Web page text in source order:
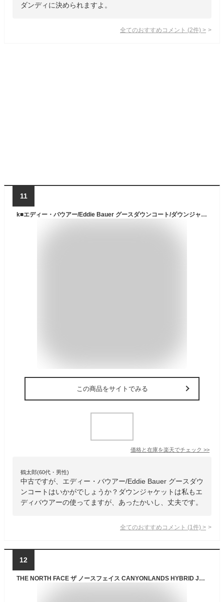
ダンディに決められますよ。
全てのおすすめコメント (2件) >
11
k■エディー・バウアー/Eddie Bauer グースダウンコート/ダウンジャケット【M】カーキ/MENS■121【中古】
この商品をサイトでみる
価格と在庫を楽天でチェック >>
鶴太郎(60代・男性)
中古ですが、エディー・バウアー/Eddie Bauer グースダウ
ンコートはいかがでしょうか？ダウンジャケットは私もエ
ディバウアーの使ってますが、あったかいし、丈夫です。
全てのおすすめコメント (1 件) >
12
THE NORTH FACE ザ ノースフェイス CANYONLANDS HYBRID JACKET ハイブリッド ダウンジャケット メンズ SHADY BLUE ブルー系色 HEATSEEKER™採用